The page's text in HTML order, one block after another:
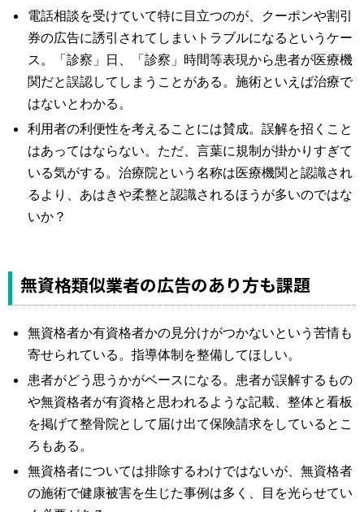
電話相談を受けていて特に目立つのが、クーポンや割引
券の広告に誘引されてしまいトラブルになるというケー
ス。「診察」日、「診察」時間等表現から患者が医療機
関だと誤認してしまうことがある。施術といえば治療で
はないとわかる。
利用者の利便性を考えることには賛成。誤解を招くこと
はあってはならない。ただ、言葉に規制が掛かりすぎて
いる気がする。治療院という名称は医療機関と認識され
るより、あはきや柔整と認識されるほうが多いのではな
いか？
無資格類似業者の広告のあり方も課題
無資格者か有資格者かの見分けがつかないという苦情も
寄せられている。指導体制を整備してほしい。
患者がどう思うかがベースになる。患者が誤解するもの
や無資格者が有資格と思われるような記載、整体と看板
を掲げて整骨院として届け出て保険請求をしているとこ
ろもある。
無資格者については排除するわけではないが、無資格者
の施術で健康被害を生じた事例は多く、目を光らせてい